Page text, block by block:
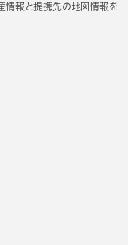
情報と提携先の地図情報を